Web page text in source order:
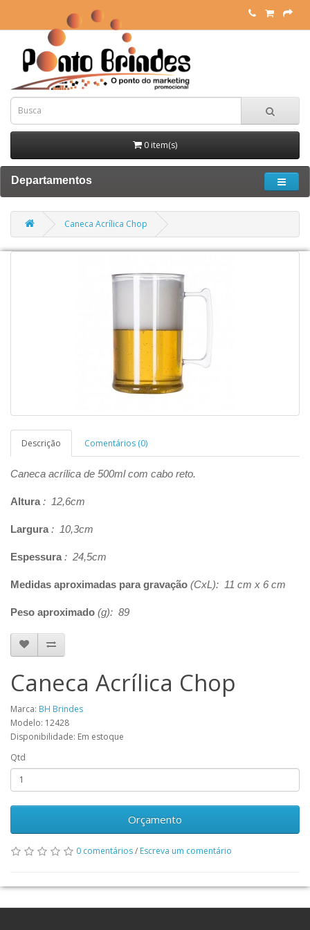
0 item(s)
Departamentos
Caneca Acrílica Chop
Descrição Comentários (0)
Caneca acrílica de 500ml com cabo reto.
Altura : 12,6cm
Largura : 10,3cm
Espessura : 24,5cm
Medidas aproximadas para gravação (CxL): 11 cm x 6 cm
Peso aproximado (g): 89
Caneca Acrílica Chop
Marca: BH Brindes
Modelo: 12428
Disponibilidade: Em estoque
Qtd
Orçamento
0 comentários/ Escreva um comentário